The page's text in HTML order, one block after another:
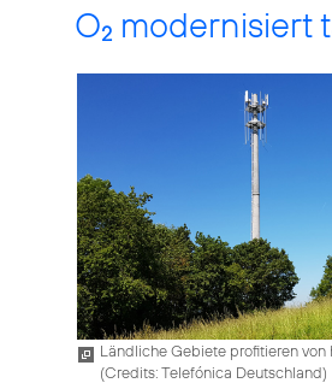
O2 modernisiert
Ländliche Gebiete profitieren
(Credits: Telefónica Deutschland)